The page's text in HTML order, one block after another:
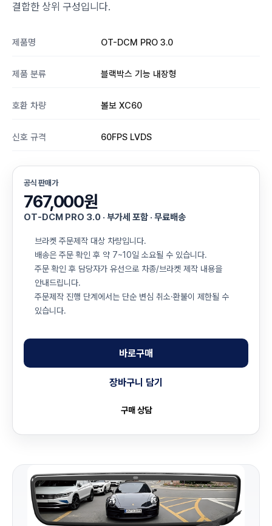
결합한 상위 구성입니다.
제품명 OT-DCM PRO 3.0
제품 분류 블랙박스 기능 내장형
호환 차량 볼보 XC60
신호 규격 60FPS LVDS
공식 판매가
767,000원
OT-DCM PRO 3.0 · 부가세 포함 · 무료배송
브라켓 주문제작 대상 차량입니다.
배송은 주문 확인 후 약 7~10일 소요될 수 있습니다.
주문 확인 후 담당자가 유선으로 차종/브라켓 제작 내용을
안내드립니다.
주문제작 진행 단계에서는 단순 변심 취소·환불이 제한될 수
있습니다.
바로구매
장바구니 담기
구매 상담